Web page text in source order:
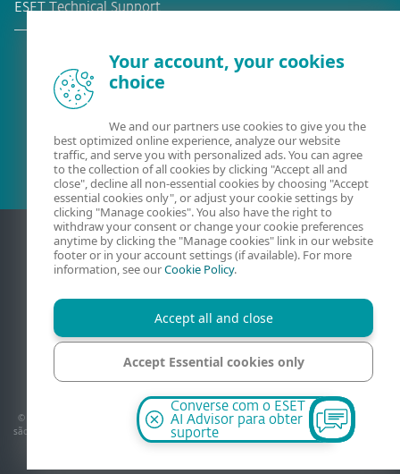
ESET Technical Support
Cliente atual?
Política de privacidade
Avisos jurídicos
© 1992–2026 ESET, spol. s r.o. – Todos os direitos reservados. As marcas aqui usadas
são marcas registradas da ESET, spol. s r.o. ou ESET América do Norte. Todos os outros
nomes e marcas são marcas registradas de suas respectivas empresas.
Converse com o ESET
AI Advisor para obter
suporte
Your account, your cookies
choice
We and our partners use cookies to give you the
best optimized online experience, analyze our website
traffic, and serve you with personalized ads. You can agree
to the collection of all cookies by clicking "Accept all and
close", decline all non-essential cookies by choosing "Accept
essential cookies only", or adjust your cookie settings by
clicking "Manage cookies". You also have the right to
withdraw your consent or change your cookie preferences
anytime by clicking the "Manage cookies" link in our website
footer or in your account settings (if available). For more
information, see ourCookie Policy.
Accept all and close
Accept Essential cookies only
Manage cookies